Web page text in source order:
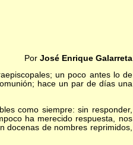
Por José Enrique Galarreta
un poco antes lo de
hace un par de días una
como siempre: sin responder,
ha merecido respuesta, nos
docenas de nombres reprimidos,